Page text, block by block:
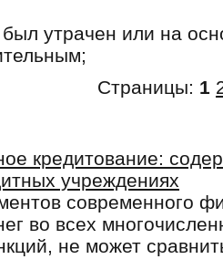
был утрачен или на
Страницы: 1
кредитование:
учреждениях
современного
во всех
не может